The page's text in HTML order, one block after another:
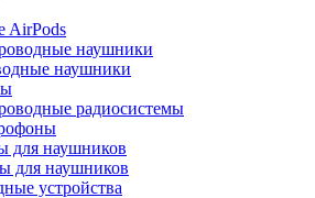
AirPods
наушники
наушники
радиосистемы
для наушников
для наушников
устройства